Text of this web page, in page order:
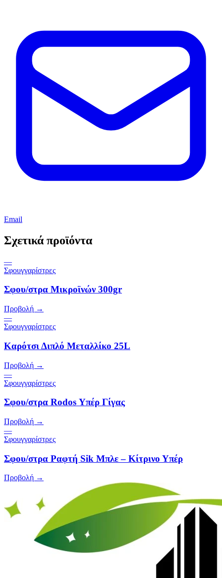
Email
Σχετικά προϊόντα
—
Σφουγγαρίστρες
Σφου/στρα Μικροϊνών 300gr
Προβολή →
—
Σφουγγαρίστρες
Καρότσι Διπλό Μεταλλίκο 25L
Προβολή →
—
Σφουγγαρίστρες
Σφου/στρα Rodos Υπέρ Γίγας
Προβολή →
—
Σφουγγαρίστρες
Σφου/στρα Ραφτή Sik Μπλε – Κίτρινο Υπέρ
Προβολή →